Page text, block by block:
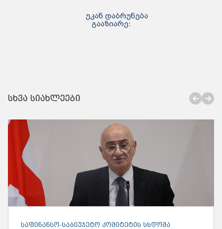
უკან დაბრუნება
გააზიარე:
სხვა სიახლეები
ᲡᲐᲤᲘᲜᲐᲜᲡᲝ-ᲡᲐᲑᲘᲣᲯᲔᲢᲝ ᲙᲝᲛᲘᲢᲔᲢᲘᲡ ᲡᲮᲓᲝᲛᲐ